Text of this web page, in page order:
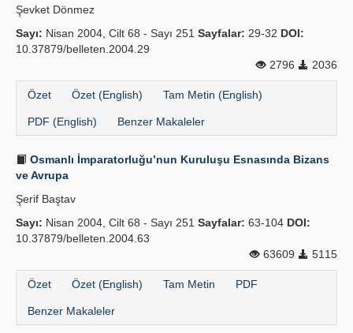
Şevket Dönmez
Sayı: Nisan 2004, Cilt 68 - Sayı 251 Sayfalar: 29-32 DOI:
10.37879/belleten.2004.29
2796
2036
Özet Özet (English) Tam Metin (English)
PDF (English) Benzer Makaleler
Osmanlı İmparatorluğu’nun Kuruluşu Esnasında Bizans
ve Avrupa
Şerif Baştav
Sayı: Nisan 2004, Cilt 68 - Sayı 251 Sayfalar: 63-104 DOI:
10.37879/belleten.2004.63
63609
5115
Özet Özet (English) Tam Metin PDF
Benzer Makaleler